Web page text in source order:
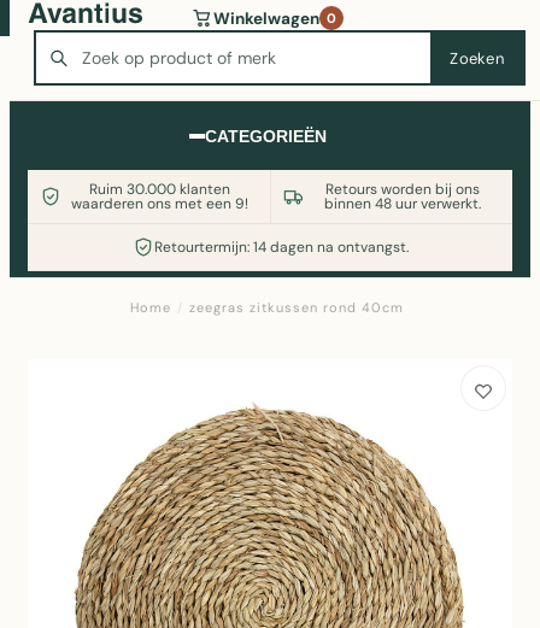
Zoeken
Winkelwagen 0
CATEGORIEËN
Ruim 30.000 klanten
waarderen ons met een 9!
Retours worden bij ons
binnen 48 uur verwerkt.
Retourtermijn: 14 dagen na ontvangst.
Wasmachine of koelkast nodig? Vergelijk alle prijzen op
Witgoedaanbod.nl
Home / zeegras zitkussen rond 40cm